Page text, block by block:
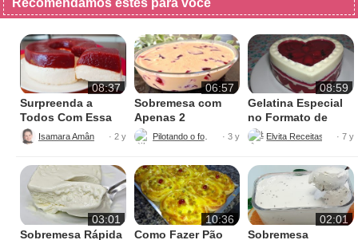
08:37
Surpreenda a
Todos Com Essa
Sobremesa Romeu
e Julieta Cremosa
· 2 y
06:57
Sobremesa com
Apenas 2
Ingredientes – Sem
Leite condensado
Pilotando o fogão · 3 y
08:59
Gelatina Especial
no Formato de
Coração
· 7 y
03:01
Sobremesa Rápida
10:36
Como Fazer Pão
02:01
Sobremesa